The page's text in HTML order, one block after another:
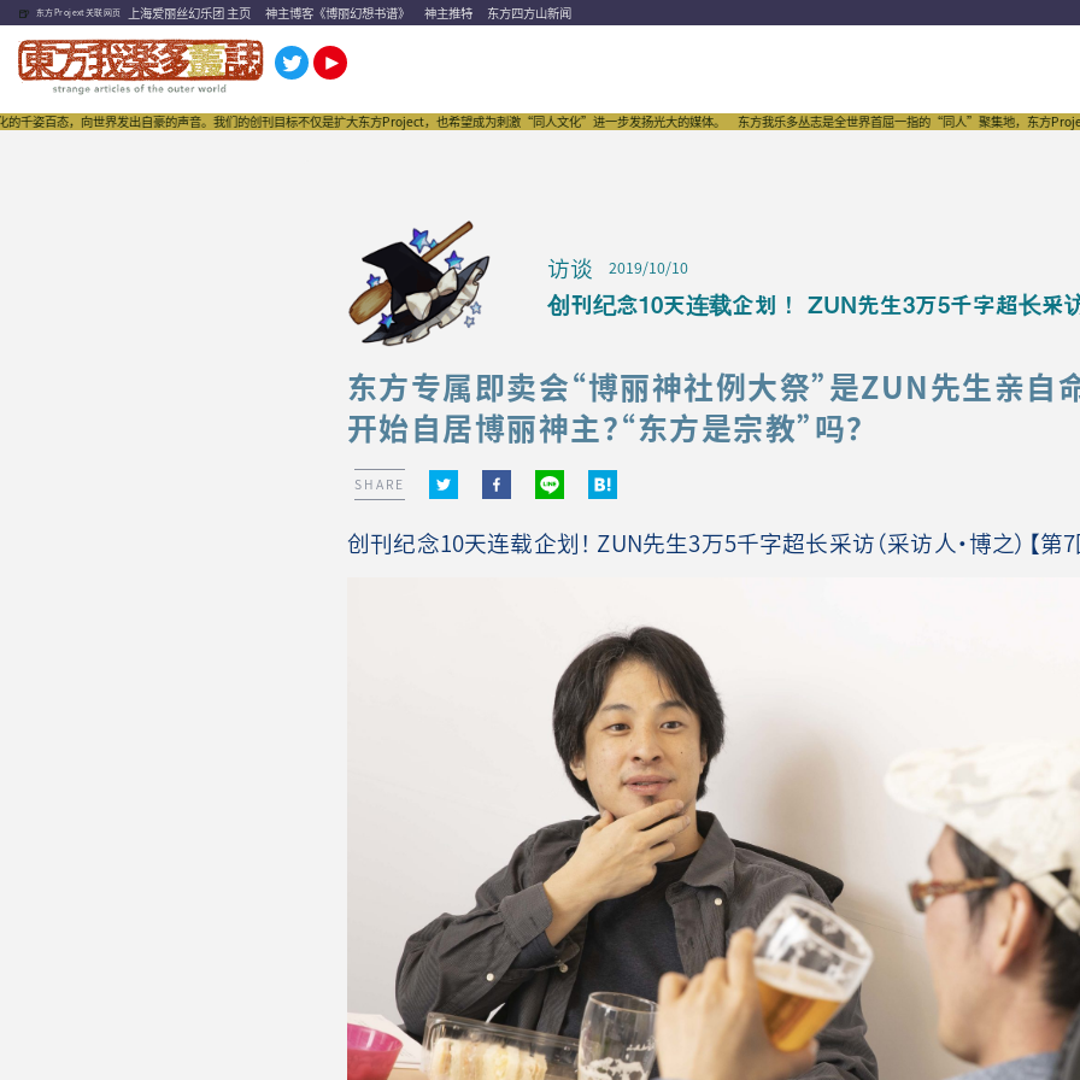
🍺 东方Projext关联网页 上海爱丽丝幻乐团 主页 神主博客《博丽幻想书谱》 神主推特 东方四方山新闻
向世界发出自豪的声音。我们的创刊目标不仅是扩大东方Project，也希望成为刺激“同人文化”进一步发扬光大的媒体。 东方我乐多丛志是全世界首屈一指的“同人”聚集地，东方Project的传播
访谈 2019/10/10
创刊纪念10天连载企划！ ZUN先生3万5千字超长采
东方专属即卖会“博丽神社例大祭”是ZUN先生亲自
开始自居博丽神主？“东方是宗教”吗？
SHARE
创刊纪念10天连载企划！ ZUN先生3万5千字超长采访（采访人・博之）【第7